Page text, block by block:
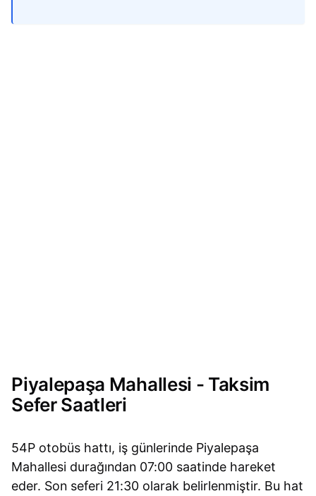
Piyalepaşa Mahallesi - Taksim
Sefer Saatleri
54P otobüs hattı, iş günlerinde Piyalepaşa
Mahallesi durağından 07:00 saatinde hareket
eder. Son seferi 21:30 olarak belirlenmiştir. Bu hat